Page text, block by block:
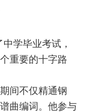
学毕业考试，
重要的十字路
间不仅精通钢
曲编词。他参与